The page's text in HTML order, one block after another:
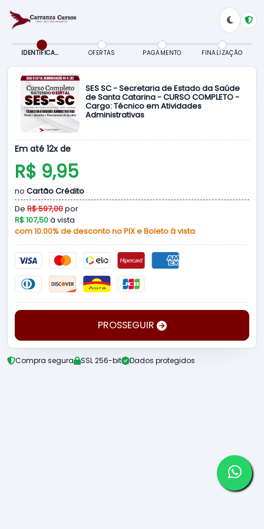
IDENTIFICAÇÃO OFERTAS PAGAMENTO FINALIZAÇÃO
SES SC - Secretaria de Estado da Saúde
de Santa Catarina - CURSO COMPLETO -
Cargo: Técnico em Atividades
Administrativas
Em até 12x de
R$ 9,95
no Cartão Crédito
De R$ 597,00por
R$ 107,50à vista
com 10.00% de desconto no PIX e Boleto à vista
PROSSEGUIR
Compra segura SSL 256-bit Dados protegidos